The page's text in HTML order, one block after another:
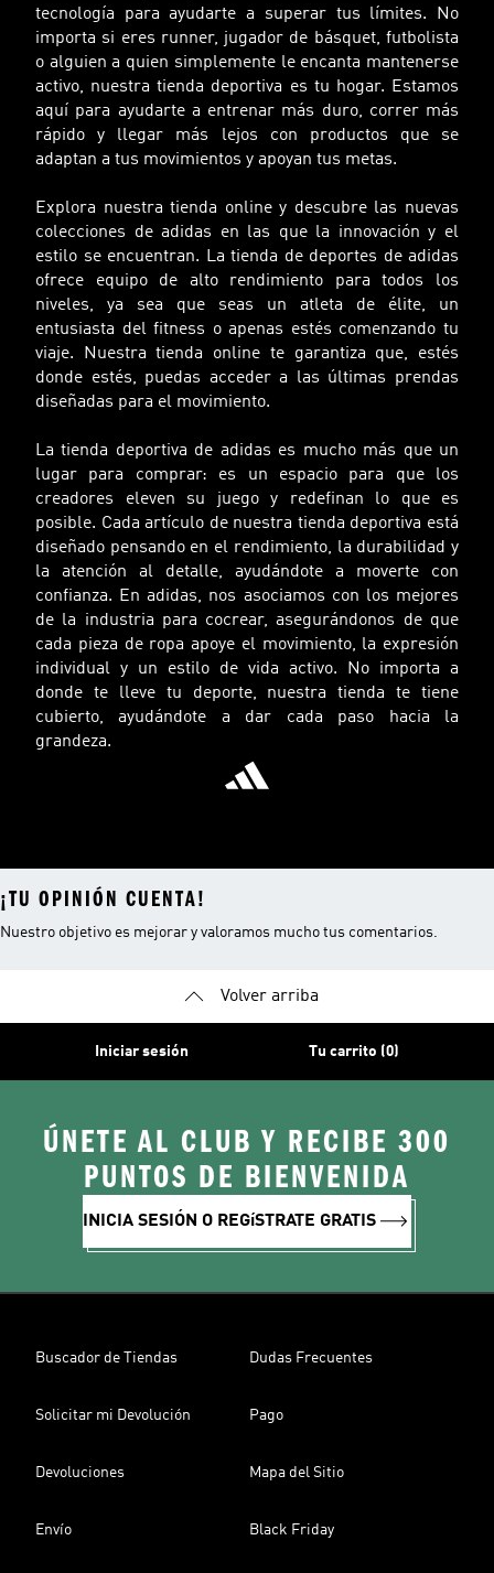
tecnología para ayudarte a superar tus límites. No
importa si eres runner, jugador de básquet, futbolista
o alguien a quien simplemente le encanta mantenerse
activo, nuestra tienda deportiva es tu hogar. Estamos
aquí para ayudarte a entrenar más duro, correr más
rápido y llegar más lejos con productos que se
adaptan a tus movimientos y apoyan tus metas.
Explora nuestra tienda online y descubre las nuevas
colecciones de adidas en las que la innovación y el
estilo se encuentran. La tienda de deportes de adidas
ofrece equipo de alto rendimiento para todos los
niveles, ya sea que seas un atleta de élite, un
entusiasta del fitness o apenas estés comenzando tu
viaje. Nuestra tienda online te garantiza que, estés
donde estés, puedas acceder a las últimas prendas
diseñadas para el movimiento.
La tienda deportiva de adidas es mucho más que un
lugar para comprar: es un espacio para que los
creadores eleven su juego y redefinan lo que es
posible. Cada artículo de nuestra tienda deportiva está
diseñado pensando en el rendimiento, la durabilidad y
la atención al detalle, ayudándote a moverte con
confianza. En adidas, nos asociamos con los mejores
de la industria para cocrear, asegurándonos de que
cada pieza de ropa apoye el movimiento, la expresión
individual y un estilo de vida activo. No importa a
donde te lleve tu deporte, nuestra tienda te tiene
cubierto, ayudándote a dar cada paso hacia la
grandeza.
¡TU OPINIÓN CUENTA!
Nuestro objetivo es mejorar y valoramos mucho tus comentarios.
Volver arriba
Iniciar sesión Tu carrito (0)
ÚNETE AL CLUB Y RECIBE 300
PUNTOS DE BIENVENIDA
INICIA SESIÓN O REGíSTRATE GRATIS
Buscador de Tiendas Dudas Frecuentes
Solicitar mi Devolución Pago
Devoluciones Mapa del Sitio
Envío Black Friday